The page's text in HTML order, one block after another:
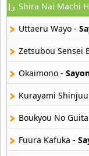
Akahori Gedou
29 músicas online
Akane Iro Ni
26 músicas online
6 músicas online
Akikan
15 músicas online
Shira Nai Machi
Uttaeru Wayo -
Zetsubou Sensei
Okaimono -
Kurayami
Boukyou No
Fuura Kafuka -